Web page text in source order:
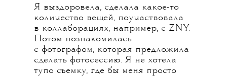
Я выздоровела, сделала какое-то
количество вещей, поучаствовала
в коллаборациях, например, с ZNY.
Потом познакомилась
с фотографом, которая предложила
сделать фотосессию. Я не хотела
тупо съемку, где бы меня просто